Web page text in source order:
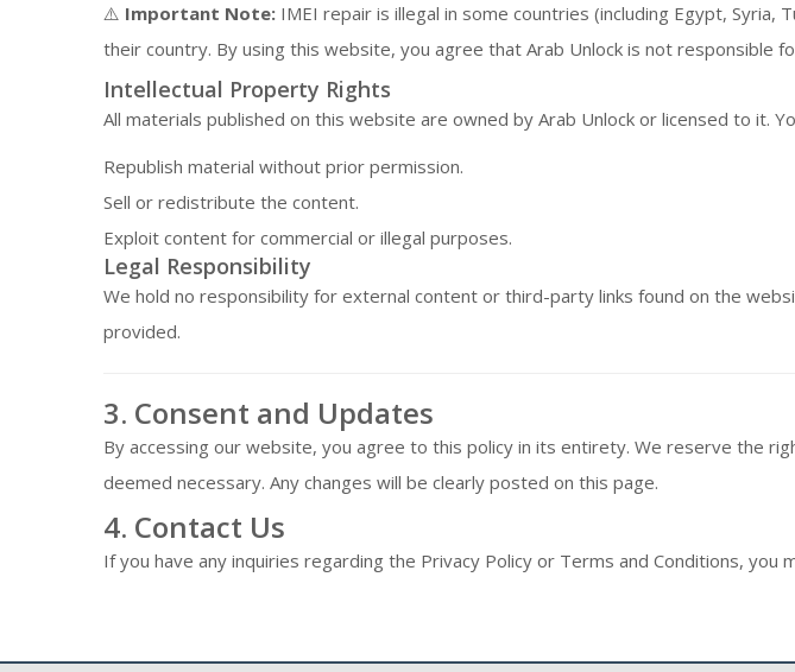
⚠️ Important Note: IMEI repair is illegal in some countries (including Egypt, Syria,
their country. By using this website, you agree that Arab Unlock is not responsible
Intellectual Property Rights
All materials published on this website are owned by Arab Unlock or licensed to it.
Republish material without prior permission.
Sell or redistribute the content.
Exploit content for commercial or illegal purposes.
Legal Responsibility
We hold no responsibility for external content or third-party links found on the
provided.
3. Consent and Updates
By accessing our website, you agree to this policy in its entirety. We reserve the
deemed necessary. Any changes will be clearly posted on this page.
4. Contact Us
If you have any inquiries regarding the Privacy Policy or Terms and Conditions,